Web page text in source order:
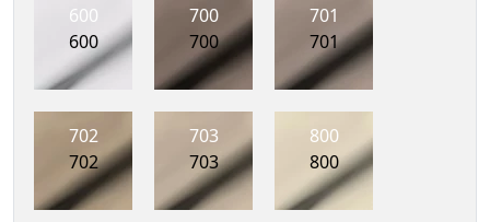
600
600
700
700
701
701
702
702
703
703
800
800